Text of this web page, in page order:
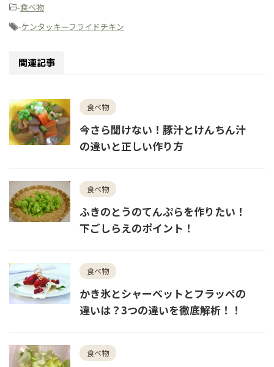
-食べ物
-ケンタッキーフライドチキン
関連記事
食べ物
今さら聞けない！豚汁とけんちん汁
の違いと正しい作り方
食べ物
ふきのとうのてんぷらを作りたい！
下ごしらえのポイント！
食べ物
かき氷とシャーベットとフラッペの
違いは？3つの違いを徹底解析！！
食べ物